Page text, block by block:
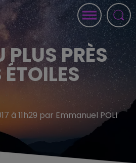
PLUS PRÈS
ÉTOILES
à 11h29 par Emmanuel POLI